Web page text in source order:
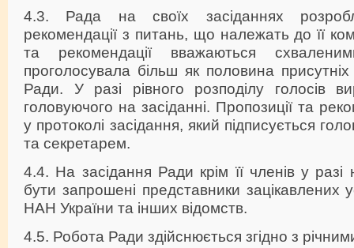
4.3. Рада на своїх засіданнях
рекомендації з питань, що належать до її
та рекомендації вважаються
проголосувала більш як половина присутніх
Ради. У разі рівного розподілу голосів
головуючого на засіданні. Пропозиції та
у протоколі засідання, який підписується
та секретарем.
4.4. На засідання Ради крім її членів у разі
бути запрошені представники зацікавлених
НАН України та інших відомств.
4.5. Робота Ради здійснюється згідно з